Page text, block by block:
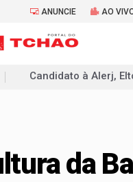
ANUNCIE AO
De R$ 97 mil a R$
Deputada Carla
Programada